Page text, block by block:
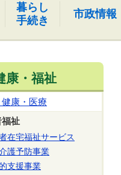
暮らし
手続き
市政情報
康・福祉
康・医療
福祉
在宅福祉サービス
護予防事業
支援事業